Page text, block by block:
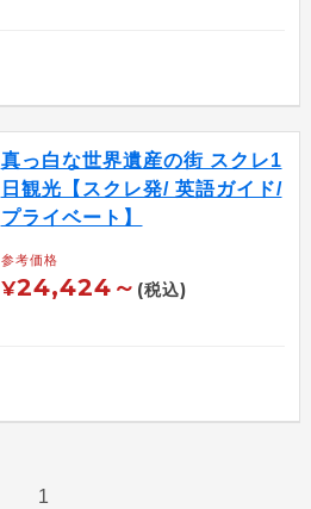
真っ白な世界遺産の街 スクレ1
日観光【スクレ発/ 英語ガイド/
プライベート】
参考価格
¥24,424～ (税込)
1